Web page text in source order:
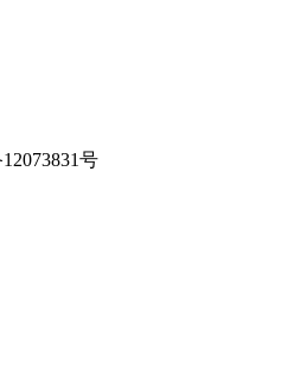
号